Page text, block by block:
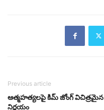
Previous article
ఆత్మహత్యలపై కిమ్ జోంగ్ విచిత్రమైన
నిర్ణయం